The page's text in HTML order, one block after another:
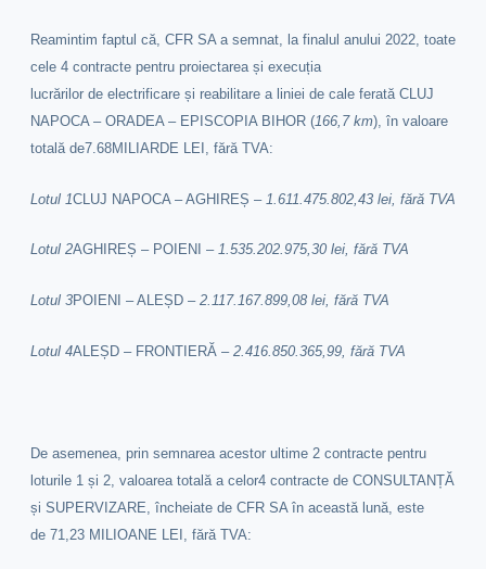
Reamintim faptul că,CFR SA a semnat, la finalul anului 2022, toate
cele 4 contracte pentruproiectarea și execuția
lucrărilor deelectrificare și reabilitare a liniei de cale ferată CLUJ
NAPOCA – ORADEA – EPISCOPIA BIHOR(166,7 km) ,în valoare
totală de7.68MILIARDE LEI, fără TVA:
Lotul 1CLUJ NAPOCA – AGHIREȘ – 1.611.475.802,43 lei, fără TVA
Lotul 2AGHIREȘ – POIENI –1.535.202.975,30 lei, fără TVA
Lotul 3POIENI – ALEȘD –2.117.167.899,08 lei, fără TVA
Lotul 4ALEȘD – FRONTIERĂ –2.416.850.365,99, fără TVA
De asemenea, prin semnarea acestor ultime 2 contracte pentru
loturile 1 și 2 ,valoarea totală a celor4 contracte de CONSULTANȚĂ
și SUPERVIZARE, încheiate de CFR SA în această lună, este
de71,23 MILIOANE LEI, fără TVA: